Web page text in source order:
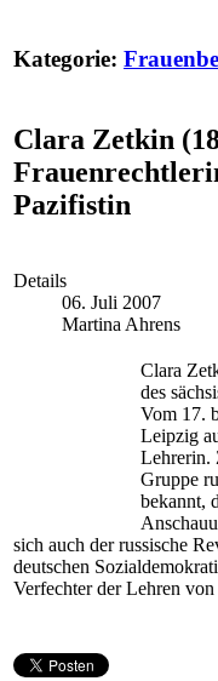
Kategorie:
Clara Zetkin
Pazifistin
Details
06. Juli 2007
Martina Ahrens
Clara
des
Vom 17.
Leipzig
Lehrerin.
Gruppe
bekannt,
sich auch der russische
deutschen
Verfechter der Lehren